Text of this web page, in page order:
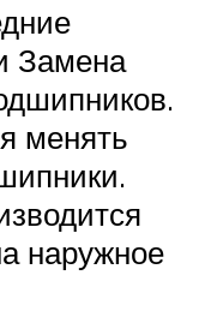
Замена
менять
наружное